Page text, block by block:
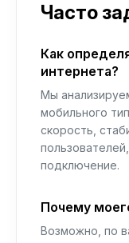
Часто
Как
интернета?
Мы
мобильного
скорость,
подключение.
Почему
Возможно, по